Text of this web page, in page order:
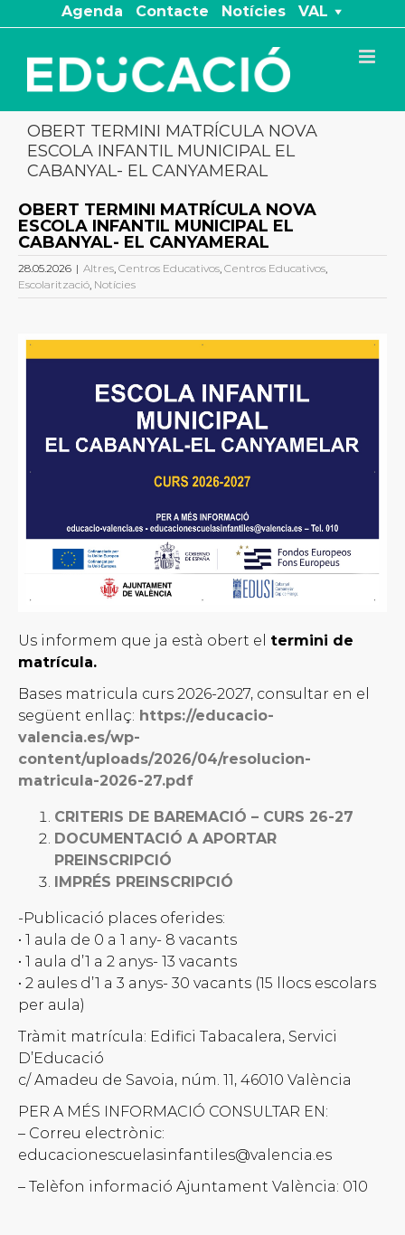
to
content
Agenda Contacte Notícies VAL
OBERT TERMINI MATRÍCULA NOVA
ESCOLA INFANTIL MUNICIPAL EL
CABANYAL- EL CANYAMERAL
OBERT TERMINI MATRÍCULA NOVA
ESCOLA INFANTIL MUNICIPAL EL
CABANYAL- EL CANYAMERAL
28.05.2026 | Altres, Centros Educativos, Centros Educativos,
Escolarització, Notícies
Us informem que ja està obert el termini de
matrícula.
Bases matricula curs 2026-2027, consultar en el
següent enllaç: https://educacio-
valencia.es/wp-
content/uploads/2026/04/resolucion-
matricula-2026-27.pdf
CRITERIS DE BAREMACIÓ – CURS 26-27
DOCUMENTACIÓ A APORTAR
PREINSCRIPCIÓ
IMPRÉS PREINSCRIPCIÓ
-Publicació places oferides:
• 1 aula de 0 a 1 any- 8 vacants
• 1 aula d’1 a 2 anys- 13 vacants
• 2 aules d’1 a 3 anys- 30 vacants (15 llocs escolars
per aula)
Tràmit matrícula: Edifici Tabacalera, Servici
D’Educació
c/ Amadeu de Savoia, núm. 11, 46010 València
PER A MÉS INFORMACIÓ CONSULTAR EN:
– Correu electrònic:
educacionescuelasinfantiles@valencia.es
– Telèfon informació Ajuntament València: 010